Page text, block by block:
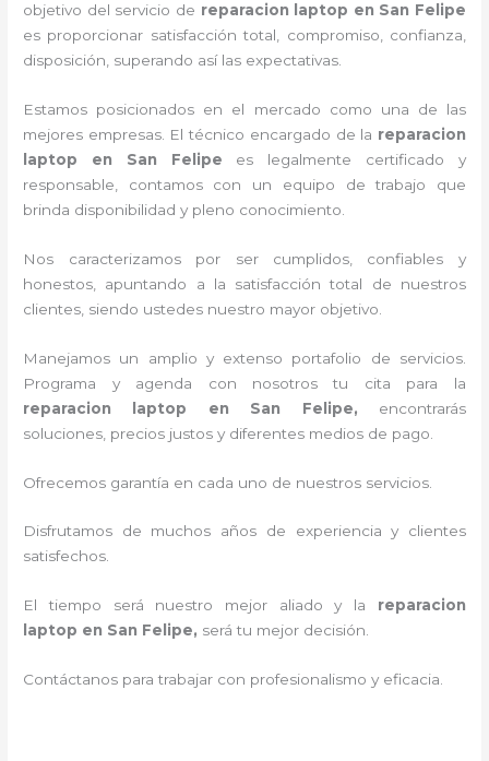
objetivo del servicio de reparacion laptop en San Felipe
es proporcionar satisfacción total, compromiso, confianza,
disposición, superando así las expectativas.
Estamos posicionados en el mercado como una de las
mejores empresas. El técnico encargado de la reparacion
laptop en San Felipe es legalmente certificado y
responsable, contamos con un equipo de trabajo que
brinda disponibilidad y pleno conocimiento.
Nos caracterizamos por ser cumplidos, confiables y
honestos, apuntando a la satisfacción total de nuestros
clientes, siendo ustedes nuestro mayor objetivo.
Manejamos un amplio y extenso portafolio de servicios.
Programa y agenda con nosotros tu cita para la
reparacion laptop en San Felipe, encontrarás
soluciones, precios justos y diferentes medios de pago.
Ofrecemos garantía en cada uno de nuestros servicios.
Disfrutamos de muchos años de experiencia y clientes
satisfechos.
El tiempo será nuestro mejor aliado y la reparacion
laptop en San Felipe, será tu mejor decisión.
Contáctanos para trabajar con profesionalismo y eficacia.